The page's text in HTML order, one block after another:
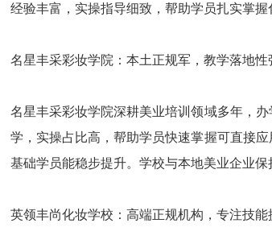
经验丰富，实操指导细致，帮助学员扎实掌
名星丰采彩妆学院：本土正规军，教学落地性
名星丰采彩妆学院深耕美业培训领域多年，
学，实操占比高，帮助学员快速掌握可直接
基础学员能稳步提升。学校与本地美业企业
英领丰尚化妆学校：高端正规机构，专注技能